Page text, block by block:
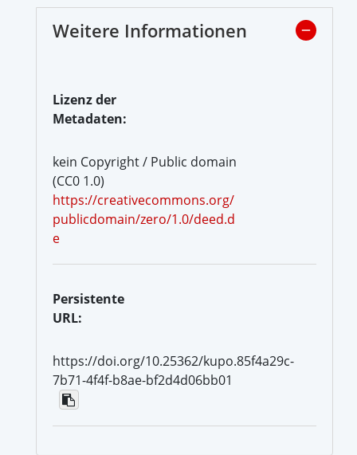
Weitere Informationen
Lizenz der
Metadaten:
kein Copyright / Public domain
(CC0 1.0)
https://creativecommons.org/
publicdomain/zero/1.0/deed.d
e
Persistente
URL:
https://doi.org/10.25362/kupo.85f4a29c-
7b71-4f4f-b8ae-bf2d4d06bb01